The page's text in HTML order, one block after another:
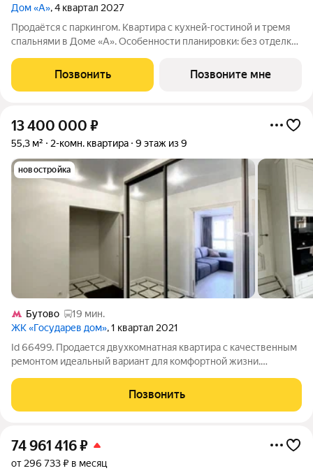
Дом «А», 4 квартал 2027
Продаётся с паркингом. Квартира с кухней-гостиной и тремя
спальнями в Доме «А». Особенности планировки: без отделки,
спальни. Срок сдачи IV кв. 2027 Дом А - проект от застройщика
Брусника
Позвонить Позвоните мне
13 400 000 ₽
55,3 м² 2-комн. квартира 9 этаж из 9
новостройка
Бутово
19 мин.
ЖК «Государев дом», 1 квартал 2021
Id 66499. Продается двухкомнатная квартира с качественным
ремонтом идеальный вариант для комфортной жизни.
необходимая техника уже входят в стоимость. Вам не
Позвонить
74 961 416₽
от 296 733 ₽ в месяц